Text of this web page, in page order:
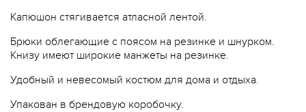
Капюшон стягивается атласной лентой.
Брюки облегающие с поясом на резинке и шнурком.
Книзу имеют широкие манжеты на резинке.
Удобный и невесомый костюм для дома и отдыха.
Упакован в брендовую коробочку.